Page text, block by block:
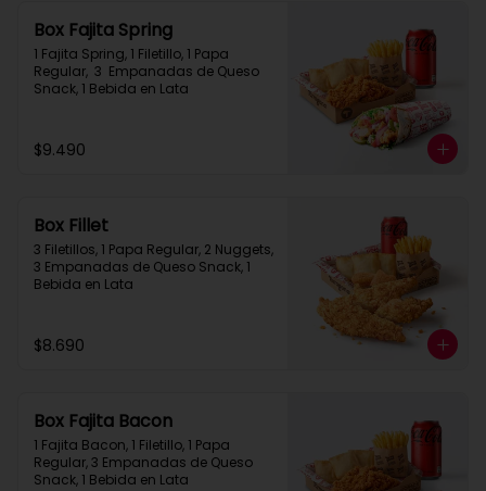
Box Fajita Spring
1 Fajita Spring, 1 Filetillo, 1 Papa
Regular,  3  Empanadas de Queso
Snack, 1 Bebida en Lata
$9.490
Box Fillet
3 Filetillos, 1 Papa Regular, 2 Nuggets,
3 Empanadas de Queso Snack, 1
Bebida en Lata
$8.690
Box Fajita Bacon
1 Fajita Bacon, 1 Filetillo, 1 Papa
Regular, 3 Empanadas de Queso
Snack, 1 Bebida en Lata